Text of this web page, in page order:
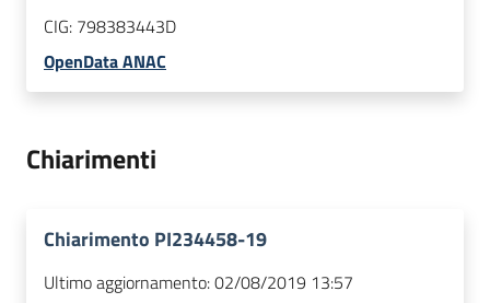
CIG: 798383443D
OpenData ANAC
Chiarimenti
Chiarimento PI234458-19
Ultimo aggiornamento:02/08/2019 13:57